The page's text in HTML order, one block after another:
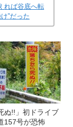
れば谷底へ転
”だった
ぬ!!」初ドライブ
157号が恐怖